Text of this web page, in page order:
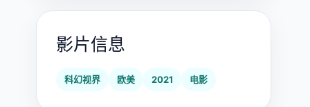
影片信息
科幻视界 欧美 2021 电影